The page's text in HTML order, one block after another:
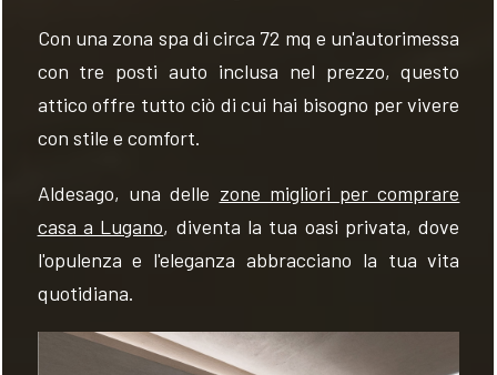
Con una zona spa di circa 72 mq e un'autorimessa
con tre posti auto inclusa nel prezzo, questo
attico offre tutto ciò di cui hai bisogno per vivere
con stile e comfort.
Aldesago, una delle zone migliori per comprare
casa a Lugano, diventa la tua oasi privata, dove
l'opulenza e l'eleganza abbracciano la tua vita
quotidiana.